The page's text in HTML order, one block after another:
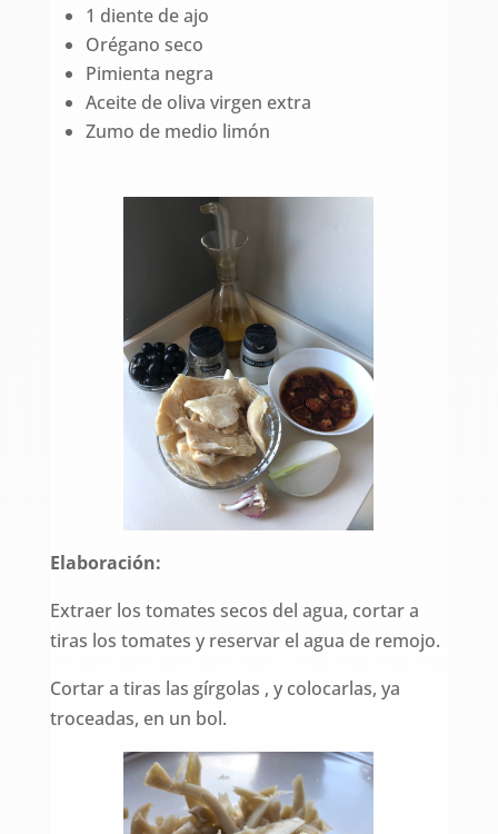
1 diente de ajo
Orégano seco
Pimienta negra
Aceite de oliva virgen extra
Zumo de medio limón
Elaboración:
Extraer los tomates secos del agua, cortar a
tiras los tomates y reservar el agua de remojo.
Cortar a tiras las gírgolas , y colocarlas, ya
troceadas, en un bol.